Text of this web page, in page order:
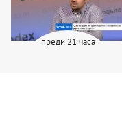
преди 21 часа